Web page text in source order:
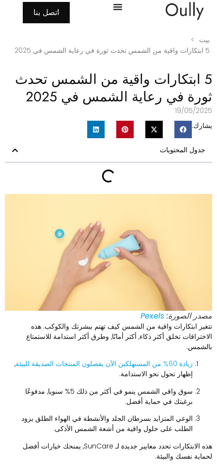
اتصل بنا
بيت >
5 ابتكارات واقية من الشمس تحدث
في رعاية الشمس في 2025
19/05/
جدول المحتويات
الصورة:Pexels
ابتكارات واقية من الشمس كيف تهتم ببشرتك والكوكب. هذه
تخلق أكثر ذكاء, أكثر أمانًا, وطرق أكثر استدامة للاستمتاع
زيادة 60% من المستهلكين الآن يفضلون المنتجات الصديقة للبيئة
,
إظهار تحول نحو الاستدامة.
سوق واقي الشمس ينمو في أكثر من ذلك 5% سنويا, مدفوعًا
برغبتك في حماية أفضل.
الوعي المتزايد بسرطان الجلد والأنشطة في الهواء الطلق يزود
الطلب على حلول واقية من أشعة الشمس الأذكى.
هذه الابتكارات تحدد معايير جديدة لـ SunCare, يمنحك خيارات أفضل
نفسك والبيئة.